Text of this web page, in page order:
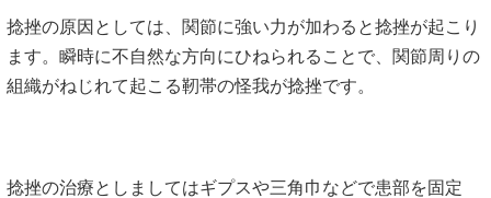
捻挫の原因としては、関節に強い力が加わると捻挫が起こり
ます。瞬時に不自然な方向にひねられることで、関節周りの
組織がねじれて起こる靭帯の怪我が捻挫です。
捻挫の治療としましてはギプスや三角巾などで患部を固定